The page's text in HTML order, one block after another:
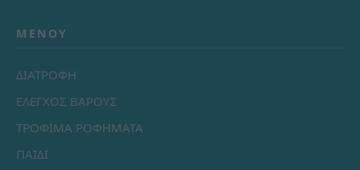
ΜΕΝΟΎ
ΔΙΑΤΡΟΦΗ
ΕΛΕΓΧΟΣ ΒΑΡΟΥΣ
ΤΡΟΦΙΜΑ ΡΟΦΗΜΑΤΑ
ΠΑΙΔΙ